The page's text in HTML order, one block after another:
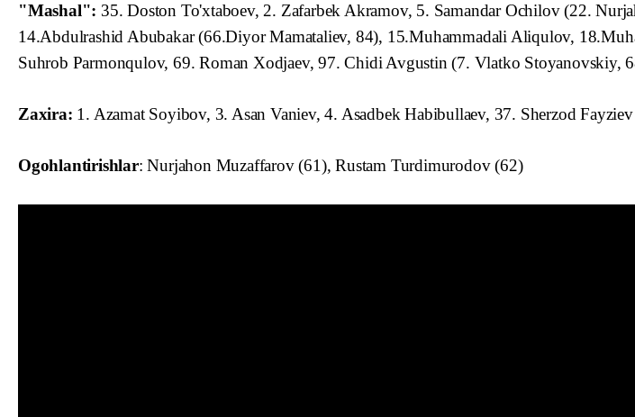
"Mashal": 35. Doston To'xtaboev, 2. Zafarbek Akramov, 5. Samandar Ochilov (22.
14.Abdulrashid Abubakar (66.Diyor Mamataliev, 84), 15.Muhammadali Aliqulov,
Suhrob Parmonqulov, 69. Roman Xodjaev, 97. Chidi Avgustin (7. Vlatko Stoyanovskiy,
Zaxira: 1. Azamat Soyibov, 3. Asan Vaniev, 4. Asadbek Habibullaev, 37. Sherzod Fayziev
Ogohlantirishlar: Nurjahon Muzaffarov (61), Rustam Turdimurodov (62)